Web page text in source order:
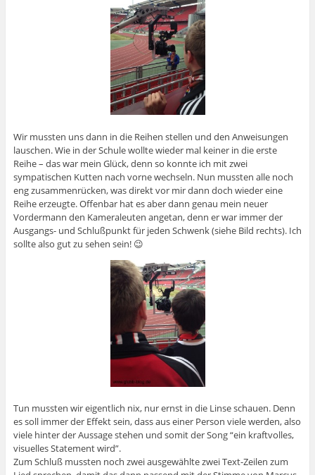
Wir mussten uns dann in die Reihen stellen und den Anweisungen
lauschen. Wie in der Schule wollte wieder mal keiner in die erste
Reihe – das war mein Glück, denn so konnte ich mit zwei
sympatischen Kutten nach vorne wechseln. Nun mussten alle noch
eng zusammenrücken, was direkt vor mir dann doch wieder eine
Reihe erzeugte. Offenbar hat es aber dann genau mein neuer
Vordermann den Kameraleuten angetan, denn er war immer der
Ausgangs- und Schlußpunkt für jeden Schwenk (siehe Bild rechts). Ich
sollte also gut zu sehen sein! 😉
Tun mussten wir eigentlich nix, nur ernst in die Linse schauen. Denn
es soll immer der Effekt sein, dass aus einer Person viele werden, also
viele hinter der Aussage stehen und somit der Song “ein kraftvolles,
visuelles Statement wird”.
Zum Schluß mussten noch zwei ausgewählte zwei Text-Zeilen zum